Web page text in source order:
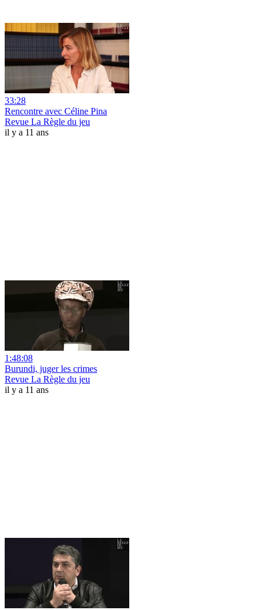
33:28
Rencontre avec Céline Pina
Revue La Règle du jeu
il y a 11 ans
1:48:08
Burundi, juger les crimes
Revue La Règle du jeu
il y a 11 ans